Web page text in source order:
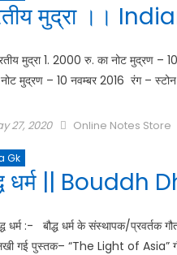
मुद्रा ।।
मुद्रा 1. 2000 रु. का नोट
मुद्रण – 10 नवम्बर 2016 रंग –
27, 2020 Online Notes Store
Gk
धर्म || Bouddh
धर्म :- बौद्ध धर्म के संस्थापक/प्रवर्तक
लिखी गई पुस्तक– “The Light of Asia”